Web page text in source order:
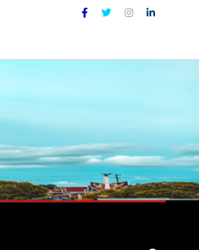
Terpercaya